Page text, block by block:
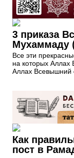
3 приказа
Мухаммаду
Все эти
на которых Аллах
Аллах Всевышний
Как
пост в